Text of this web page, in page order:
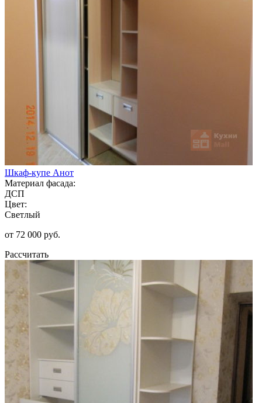
Шкаф-купе Анот
Материал фасада:
ДСП
Цвет:
Светлый
от 72 000 руб.
Рассчитать